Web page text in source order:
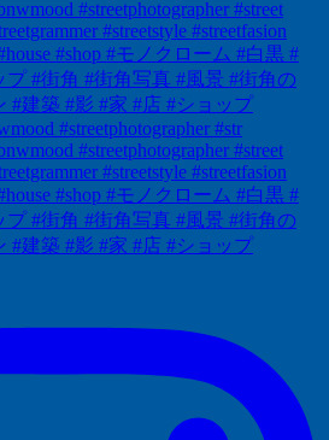
#streetphotographer #str